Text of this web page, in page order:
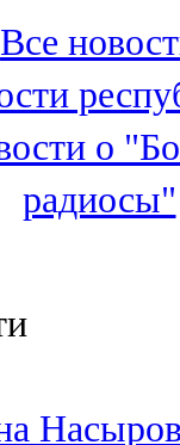
Все
о
радиосы"